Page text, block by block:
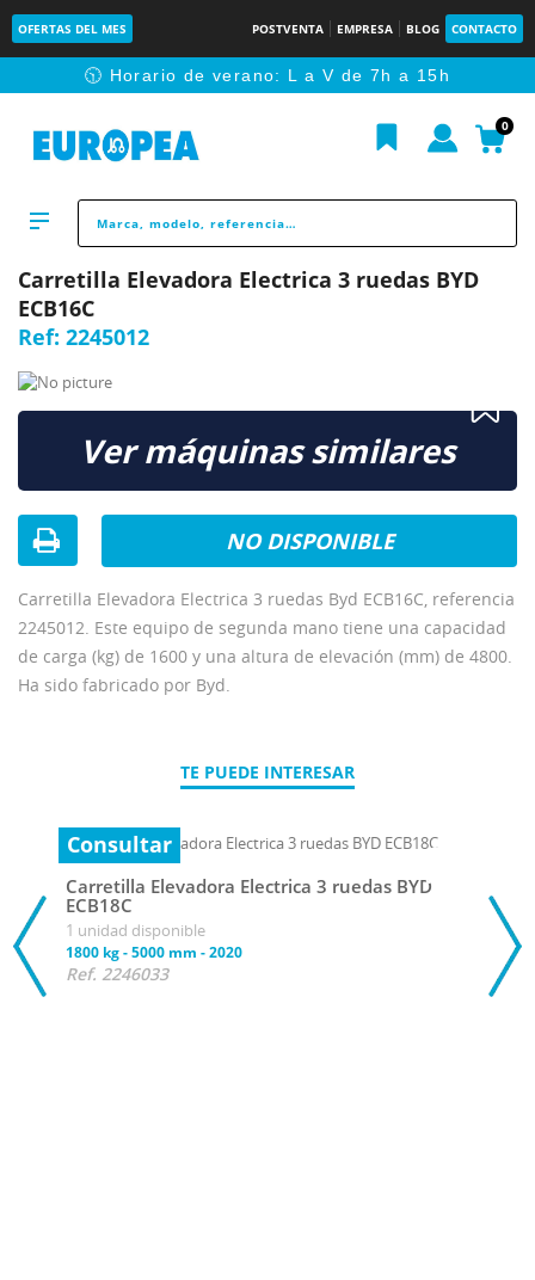
OFERTAS DEL MES POSTVENTA EMPRESA BLOG CONTACTO
🕥 Horario de verano: L a V de 7h a 15h
0
Carretilla Elevadora Electrica 3 ruedas BYD
ECB16C
Ref: 2245012
Carretilla Elevadora Electrica 3 ruedas Byd ECB16C, referencia
2245012. Este equipo de segunda mano tiene una capacidad
de carga (kg) de 1600 y una altura de elevación (mm) de 4800.
Ha sido fabricado por Byd.
Ver máquinas similares
NO DISPONIBLE
TE PUEDE INTERESAR
Consultar
Carretilla Elevadora Electrica 3 ruedas BYD
ECB18C
1 unidad disponible
1800 kg-5000 mm -2020
Ref. 2246033